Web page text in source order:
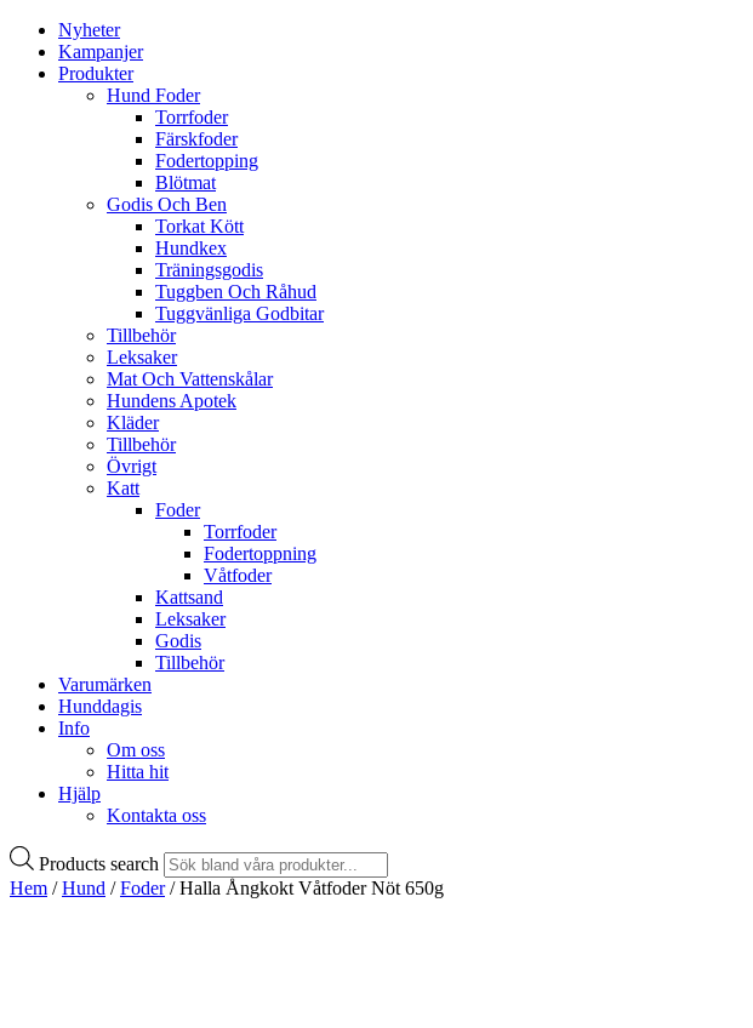
Nyheter
Kampanjer
Produkter
Hund Foder
Torrfoder
Färskfoder
Fodertopping
Blötmat
Godis Och Ben
Torkat Kött
Hundkex
Träningsgodis
Tuggben Och Råhud
Tuggvänliga Godbitar
Tillbehör
Leksaker
Mat Och Vattenskålar
Hundens Apotek
Kläder
Tillbehör
Övrigt
Katt
Foder
Torrfoder
Fodertoppning
Våtfoder
Kattsand
Leksaker
Godis
Tillbehör
Varumärken
Hunddagis
Info
Om oss
Hitta hit
Hjälp
Kontakta oss
Products search
Hem /Hund /Foder/ Halla Ångkokt Våtfoder Nöt 650g